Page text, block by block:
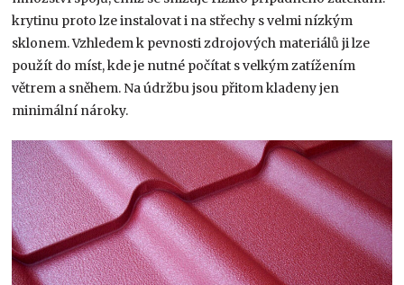
krytinu proto lze instalovat i na střechy s velmi nízkým
sklonem. Vzhledem k pevnosti zdrojových materiálů ji lze
použít do míst, kde je nutné počítat s velkým zatížením
větrem a sněhem. Na údržbu jsou přitom kladeny jen
minimální nároky.